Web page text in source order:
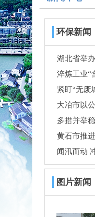
环保新闻
湖北省举
淬炼工业“
紧盯“无废
大冶市以
多措并举
黄石市推
闻汛而动
图片新闻